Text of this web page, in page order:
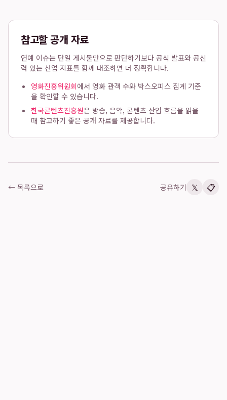
참고할 공개 자료
연예 이슈는 단일 게시물만으로 판단하기보다 공식 발표와 공신
력 있는 산업 지표를 함께 대조하면 더 정확합니다.
영화진흥위원회에서 영화 관객 수와 박스오피스 집계 기준
을 확인할 수 있습니다.
한국콘텐츠진흥원은 방송, 음악, 콘텐츠 산업 흐름을 읽을
때 참고하기 좋은 공개 자료를 제공합니다.
← 목록으로 공유하기 𝕏 📋